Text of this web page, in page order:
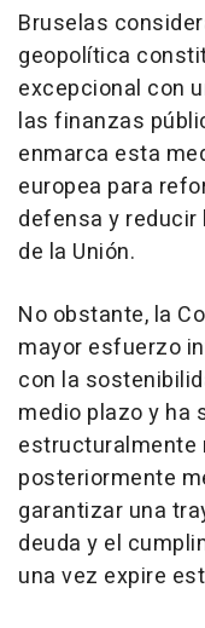
Bruselas
geopolítica
excepcional con
las finanzas
enmarca esta
europea para
defensa y
de la Unión.
No obstante, la
mayor esfuerzo
con la
medio plazo y ha
estructuralmente
posteriormente
garantizar una
deuda y el
una vez expire